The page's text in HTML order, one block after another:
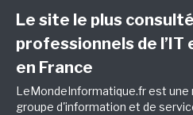
Le site le plus
professionnels de l’IT
en France
LeMondeInformatique.fr est une
groupe d'information et de